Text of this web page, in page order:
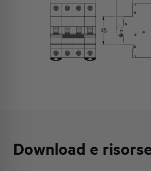
Download e